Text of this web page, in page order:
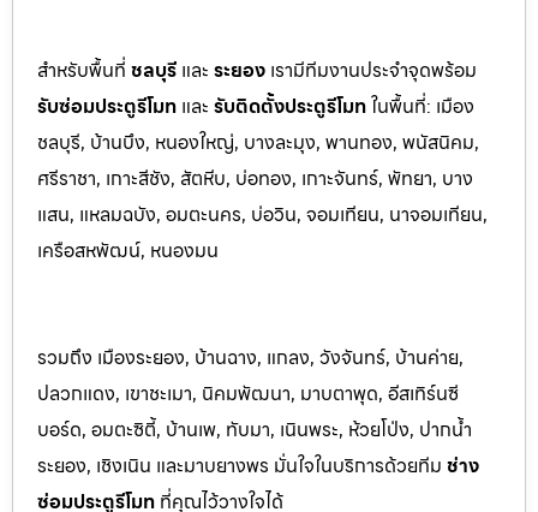
สำหรับพื้นที่ ชลบุรี และ ระยอง เรามีทีมงานประจำจุดพร้อม
รับซ่อมประตูรีโมท และ รับติดตั้งประตูรีโมทในพื้นที่: เมือง
ชลบุรี, บ้านบึง, หนองใหญ่, บางละมุง, พานทอง, พนัสนิคม,
ศรีราชา, เกาะสีชัง, สัตหีบ, บ่อทอง, เกาะจันทร์, พัทยา, บาง
แสน, แหลมฉบัง, อมตะนคร, บ่อวิน, จอมเทียน, นาจอมเทียน,
เครือสหพัฒน์, หนองมน
รวมถึง เมืองระยอง, บ้านฉาง, แกลง, วังจันทร์, บ้านค่าย,
ปลวกแดง, เขาชะเมา, นิคมพัฒนา, มาบตาพุด, อีสเทิร์นซี
บอร์ด, อมตะซิตี้, บ้านเพ, ทับมา, เนินพระ, ห้วยโป่ง, ปากน้ำ
ระยอง, เชิงเนิน และมาบยางพร มั่นใจในบริการด้วยทีม ช่าง
ซ่อมประตูรีโมท ที่คุณไว้วางใจได้